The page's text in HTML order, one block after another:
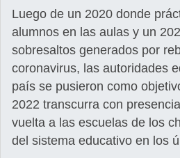
Luego de un 2020 donde
alumnos en las aulas y un
sobresaltos generados por
coronavirus, las autoridades
país se pusieron como
2022 transcurra con
vuelta a las escuelas de los
del sistema educativo en los